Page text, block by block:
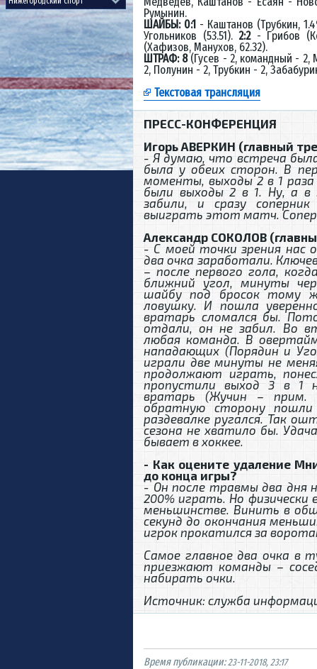
Румынин.
ШАЙБЫ: 0:1 - Каштанов (Трубкин,
Угольников (53.51).2:2- Грибов
(Хафизов, Манухов, 62.32).
ШТРАФ: 8(Гусев - 2, командный -
2, Полунин - 2, Трубкин - 2,
Текстовая трансляция
ПРЕСС-КОНФЕРЕНЦИЯ
Игорь АВЕРКИН (главный
- Я думаю, что встреча
была у обеих сторон. В
моменты, выходы 2 в 1
были выходы 2 в 1. Ну, а
забили, и сразу
выиграть этот матч.
Александр СОКОЛОВ
- С моей точки зрения
два очка заработали.
– после первого гола,
ближний угол, минуты
шайбу под бросок тому
ловушку. И пошла
вратарь сломался бы.
отдали, он не забил. Во
любая команда. В
нападающих (Порядин и
играли две минуты не
продолжают играть,
пропустили выход 3 в 1
вратарь (Жучин –
обратную сторону
раздевалке ругался. Так
сезона не хватило бы.
бывает в хоккее.
- Как оцените удаление
до конца игры?
- Он после травмы два дня
200% играть. Но
меньшинстве. Винить в
секунд до окончания
игрок прокатился за
Самое главное два очка в
приезжают команды –
набирать очки.
Источник: служба
Время публикации:23-11-2018, 23:17